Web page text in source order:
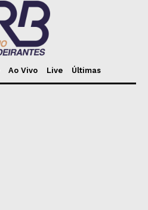
Ao Vivo Live Últimas